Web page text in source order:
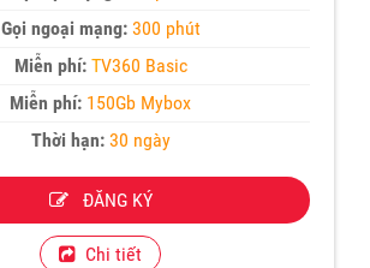
Gọi ngoại mạng: 300 phút
Miễn phí: TV360 Basic
Miễn phí: 150Gb Mybox
Thời hạn:30 ngày
ĐĂNG KÝ
Chi tiết